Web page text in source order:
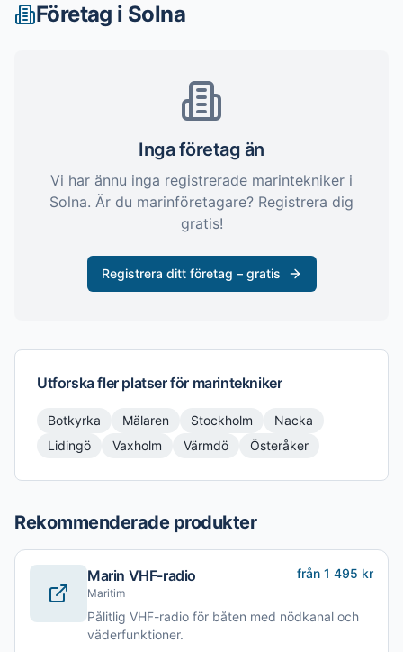
Företag i Solna
Inga företag än
Vi har ännu inga registrerade marintekniker i
Solna. Är du marinföretagare? Registrera dig
gratis!
Registrera ditt företag – gratis
Utforska fler platser för marintekniker
Botkyrka Mälaren Stockholm
Nacka
Lidingö
Vaxholm Värmdö Österåker
Rekommenderade produkter
Marin VHF-radio
Maritim
från 1 495 kr
Pålitlig VHF-radio för båten med nödkanal och
väderfunktioner.